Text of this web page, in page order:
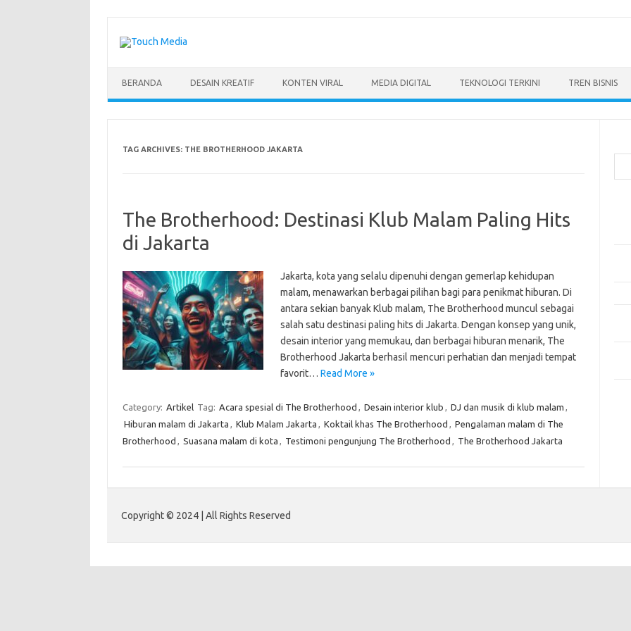
content
BERANDA DESAIN KREATIF KONTEN VIRAL MEDIA DIGITAL TEKNOLOGI TERKINI TREN BISNIS
TAG ARCHIVES: THE BROTHERHOOD JAKARTA
The Brotherhood: Destinasi Klub Malam Paling Hits
di Jakarta
Jakarta, kota yang selalu dipenuhi dengan gemerlap kehidupan
malam, menawarkan berbagai pilihan bagi para penikmat hiburan. Di
antara sekian banyak Klub malam, The Brotherhood muncul sebagai
salah satu destinasi paling hits di Jakarta. Dengan konsep yang unik,
desain interior yang memukau, dan berbagai hiburan menarik, The
Brotherhood Jakarta berhasil mencuri perhatian dan menjadi tempat
favorit… Read More »
Category: Artikel Tag: Acara spesial di The Brotherhood , Desain interior klub , DJ dan musik di klub malam ,
Hiburan malam di Jakarta , Klub Malam Jakarta , Koktail khas The Brotherhood , Pengalaman malam di The
Brotherhood , Suasana malam di kota , Testimoni pengunjung The Brotherhood , The Brotherhood Jakarta
Copyright © 2024 | All Rights Reserved